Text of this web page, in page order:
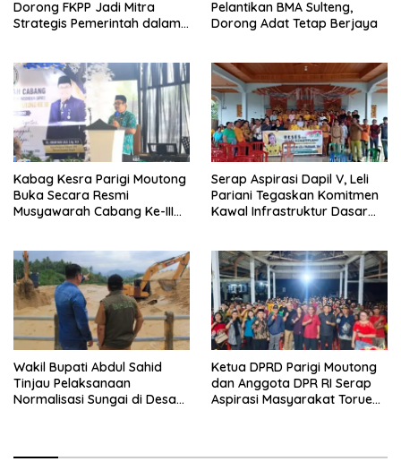
Dorong FKPP Jadi Mitra
Strategis Pemerintah dalam
Pelantikan BMA Sulteng,
Dorong Adat Tetap Berjaya
Kabag Kesra Parigi Moutong
Buka Secara Resmi
Musyawarah Cabang Ke-III
Serap Aspirasi Dapil V, Leli
Pariani Tegaskan Komitmen
Kawal Infrastruktur Dasar
Wakil Bupati Abdul Sahid
Tinjau Pelaksanaan
Normalisasi Sungai di Desa
Ketua DPRD Parigi Moutong
dan Anggota DPR RI Serap
Aspirasi Masyarakat Torue